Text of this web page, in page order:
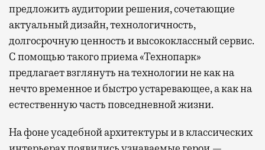
предложить аудитории решения, сочетающие
актуальный дизайн, технологичность,
долгосрочную ценность и высококлассный сервис.
С помощью такого приема «Технопарк»
предлагает взглянуть на технологии не как на
нечто временное и быстро устаревающее, а как на
естественную часть повседневной жизни.
На фоне усадебной архитектуры и в классических